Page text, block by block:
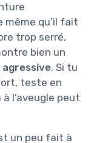
même qu’il fait
trop serré,
bien un
. Si tu
teste en
l’aveugle peut
un peu fait à